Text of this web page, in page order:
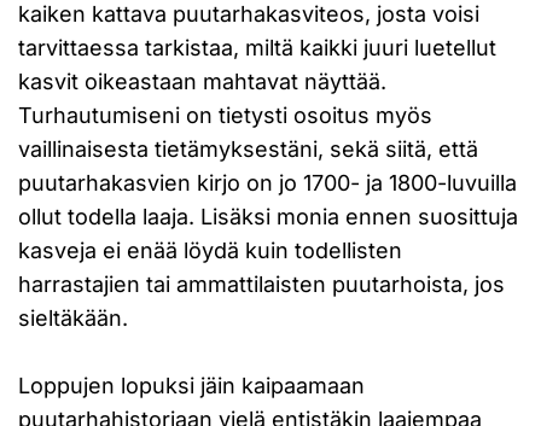
kaiken kattava puutarhakasviteos, josta voisi
tarvittaessa tarkistaa, miltä kaikki juuri luetellut
kasvit oikeastaan mahtavat näyttää.
Turhautumiseni on tietysti osoitus myös
vaillinaisesta tietämyksestäni, sekä siitä, että
puutarhakasvien kirjo on jo 1700- ja 1800-luvuilla
ollut todella laaja. Lisäksi monia ennen suosittuja
kasveja ei enää löydä kuin todellisten
harrastajien tai ammattilaisten puutarhoista, jos
sieltäkään.
Loppujen lopuksi jäin kaipaamaan
puutarhahistoriaan vielä entistäkin laajempaa